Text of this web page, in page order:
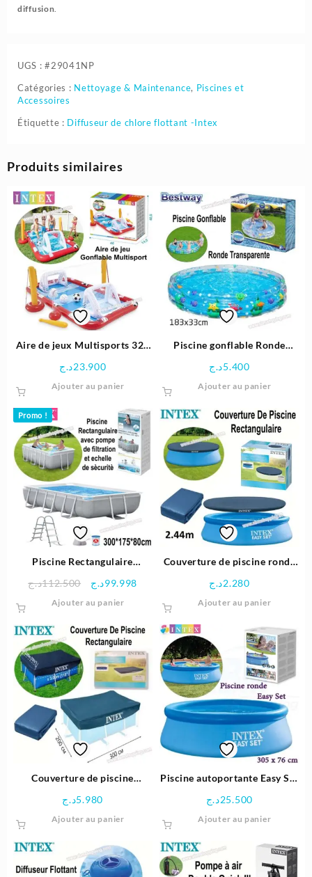
diffusion
UGS :#29041NP
Catégories : Nettoyage & Maintenance, Piscines et
Accessoires
Étiquette : Diffuseur de chlore flottant -Intex
Produits similaires
Aire de jeux Multisports 325
23.900د.ج
Ajouter au panier
Piscine gonflable Ronde
Bestway
5.400د.ج
Ajouter au panier
Promo !
Piscine Rectangulaire
de filtration et échelle de
sécurité – Intex
112.500د.ج
Le
était :
99.998د.ج
actuel
est :
99.998د.ج.
Ajouter au panier
Couverture de piscine ronde
2.280د.ج
Ajouter au panier
Couverture de piscine
Intex
5.980د.ج
Ajouter au panier
Piscine autoportante Easy Set
25.500د.ج
Ajouter au panier